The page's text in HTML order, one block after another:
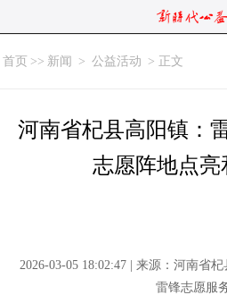
首页 >> 新闻 > 公益活动 > 正文
河南省杞县高阳镇：
志愿阵地点亮
2026-03-05 18:02:47 | 来源：河南省
雷锋志愿服